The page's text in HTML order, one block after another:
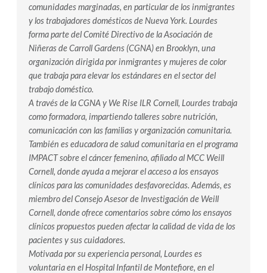
comunidades marginadas, en particular de los inmigrantes
y los trabajadores domésticos de Nueva York. Lourdes
forma parte del Comité Directivo de la Asociación de
Niñeras de Carroll Gardens (CGNA) en Brooklyn, una
organización dirigida por inmigrantes y mujeres de color
que trabaja para elevar los estándares en el sector del
trabajo doméstico.
A través de la CGNA y We Rise ILR Cornell, Lourdes trabaja
como formadora, impartiendo talleres sobre nutrición,
comunicación con las familias y organización comunitaria.
También es educadora de salud comunitaria en el programa
IMPACT sobre el cáncer femenino, afiliado al MCC Weill
Cornell, donde ayuda a mejorar el acceso a los ensayos
clínicos para las comunidades desfavorecidas. Además, es
miembro del Consejo Asesor de Investigación de Weill
Cornell, donde ofrece comentarios sobre cómo los ensayos
clínicos propuestos pueden afectar la calidad de vida de los
pacientes y sus cuidadores.
Motivada por su experiencia personal, Lourdes es
voluntaria en el Hospital Infantil de Montefiore, en el